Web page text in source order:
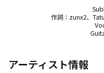
作詞：zunx2、
アーティスト情報